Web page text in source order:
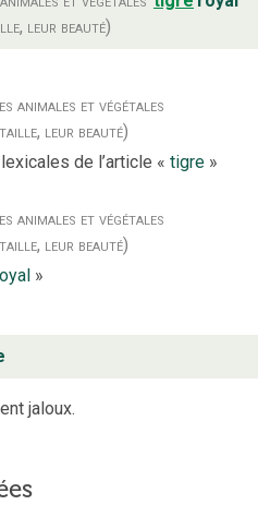
leur beauté)
animales et végétales
leur beauté)
de l’article «tigre »
animales et végétales
leur beauté)
»
jaloux.